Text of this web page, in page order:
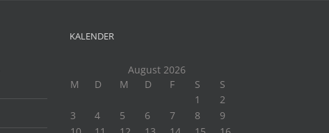
KALENDER
August 2026
M
D M D F S
S
1
2
3
4 5 6 7 8
9